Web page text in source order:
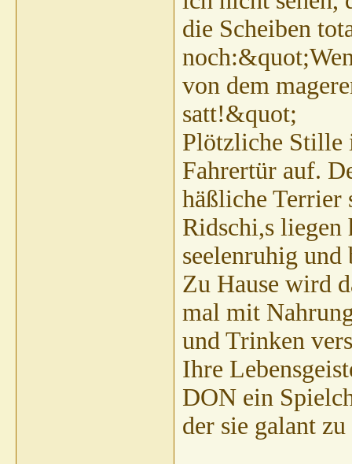
die Scheiben
von dem
satt!&quot;
Plötzliche Stille
Fahrertür auf.
häßliche Terrier
Ridschi,s liegen
seelenruhig
Zu Hause wird
mal mit
und Trinken
Ihre
DON ein
der sie galant